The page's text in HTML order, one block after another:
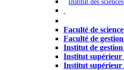
Institut des
Faculté de
Faculté de
Institut de
Institut supérieur
Institut supérieur